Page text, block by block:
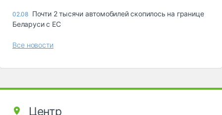
02.08 Почти 2 тысячи автомобилей скопилось на границе
Беларуси с ЕС
Все новости
Центр